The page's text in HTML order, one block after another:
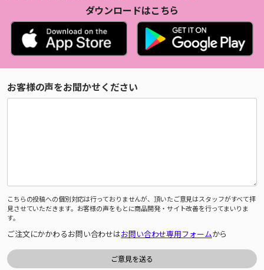
ダウンロードはこちら
お客様の声をお聞かせください
こちらの投稿への個別対応は行っておりませんが、頂いたご意見はスタッフがすべて拝
見させていただきます。お客様の声をもとに商品開発・サイト改善を行ってまいりま
す。
ご注文にかかわるお問い合わせはお問い合わせ専用フォームから